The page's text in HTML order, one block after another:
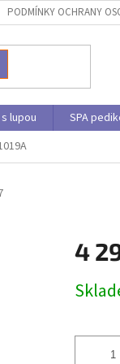
PODMÍNKY OCHRANY
lupou SPA
4
cena: